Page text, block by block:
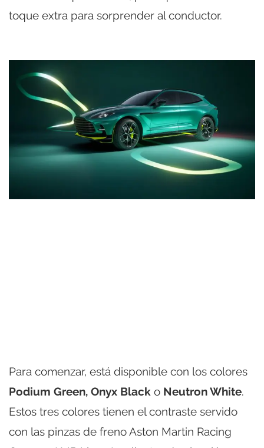
toque extra para sorprender al conductor.
Para comenzar, está disponible con los colores
Podium Green, Onyx Black o Neutron White.
Estos tres colores tienen el contraste servido
con las pinzas de freno Aston Martin Racing